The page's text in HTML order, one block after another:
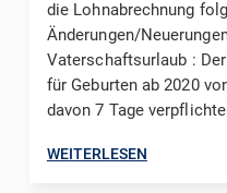
die Lohnabrechnung
Änderungen/
Vaterschaftsurlaub :
für Geburten ab 2020
davon 7 Tage
WEITERLESEN